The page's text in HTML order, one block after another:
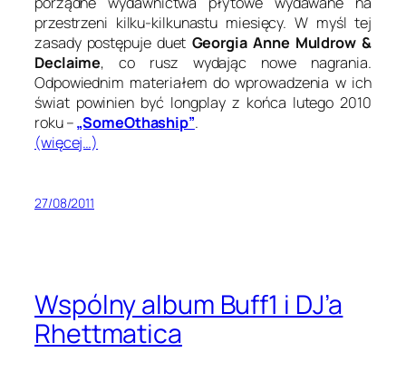
przestrzeni kilku-kilkunastu miesięcy. W myśl tej
zasady postępuje duet Georgia Anne Muldrow &
Declaime, co rusz wydając nowe nagrania.
Odpowiednim materiałem do wprowadzenia w ich
świat powinien być longplay z końca lutego 2010
roku –„SomeOthaship”.
(więcej…)
27/08/2011
Wspólny album Buff1 i DJ’a
Rhettmatica